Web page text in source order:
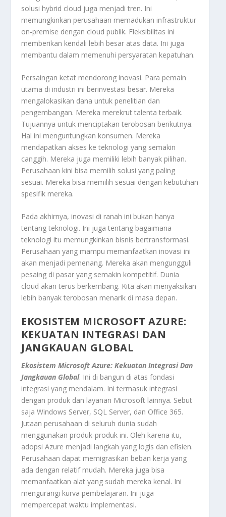
solusi hybrid cloud juga menjadi tren. Ini
memungkinkan perusahaan memadukan infrastruktur
on-premise dengan cloud publik. Fleksibilitas ini
memberikan kendali lebih besar atas data. Ini juga
membantu dalam memenuhi persyaratan kepatuhan.
Persaingan ketat mendorong inovasi. Para pemain
utama di industri ini berinvestasi besar. Mereka
mengalokasikan dana untuk penelitian dan
pengembangan. Mereka merekrut talenta terbaik.
Tujuannya untuk menciptakan terobosan berikutnya.
Hal ini menguntungkan konsumen. Mereka
mendapatkan akses ke teknologi yang semakin
canggih. Mereka juga memiliki lebih banyak pilihan.
Perusahaan kini bisa memilih solusi yang paling
sesuai. Mereka bisa memilih sesuai dengan kebutuhan
spesifik mereka.
Pada akhirnya, inovasi di ranah ini bukan hanya
tentang teknologi. Ini juga tentang bagaimana
teknologi itu memungkinkan bisnis bertransformasi.
Perusahaan yang mampu memanfaatkan inovasi ini
akan menjadi pemenang. Mereka akan mengungguli
pesaing di pasar yang semakin kompetitif. Dunia
cloud akan terus berkembang. Kita akan menyaksikan
lebih banyak terobosan menarik di masa depan.
EKOSISTEM MICROSOFT AZURE:
KEKUATAN INTEGRASI DAN
JANGKAUAN GLOBAL
Ekosistem Microsoft Azure: Kekuatan Integrasi Dan
Jangkauan Global. Ini di bangun di atas fondasi
integrasi yang mendalam. Ini termasuk integrasi
dengan produk dan layanan Microsoft lainnya. Sebut
saja Windows Server, SQL Server, dan Office 365.
Jutaan perusahaan di seluruh dunia sudah
menggunakan produk-produk ini. Oleh karena itu,
adopsi Azure menjadi langkah yang logis dan efisien.
Perusahaan dapat memigrasikan beban kerja yang
ada dengan relatif mudah. Mereka juga bisa
memanfaatkan alat yang sudah mereka kenal. Ini
mengurangi kurva pembelajaran. Ini juga
mempercepat waktu implementasi.